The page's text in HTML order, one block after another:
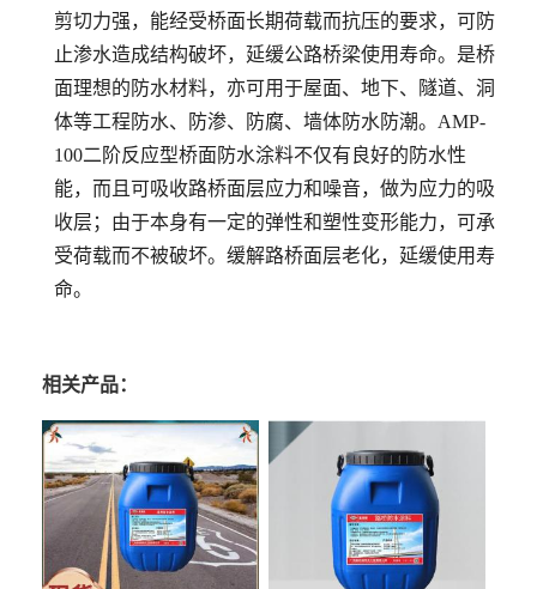
剪切力强，能经受桥面长期荷载而抗压的要求，可防
止渗水造成结构破坏，延缓公路桥梁使用寿命。是桥
面理想的防水材料，亦可用于屋面、地下、隧道、洞
体等工程防水、防渗、防腐、墙体防水防潮。AMP-
100二阶反应型桥面防水涂料不仅有良好的防水性
能，而且可吸收路桥面层应力和噪音，做为应力的吸
收层；由于本身有一定的弹性和塑性变形能力，可承
受荷载而不被破坏。缓解路桥面层老化，延缓使用寿
命。
相关产品：